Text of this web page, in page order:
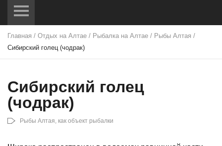
Главная / Отдых на Алтае / Рыбалка на Алтае / Рыбы Алтая /
Сибирский голец (чодрак)
Сибирский голец
(чодрак)
Рыбы Алтая, как объект рыбалки